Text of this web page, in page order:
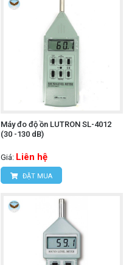
Máy đo độ ồn LUTRON SL-4012
(30 -130 dB)
Giá: Liên hệ
ĐẶT MUA